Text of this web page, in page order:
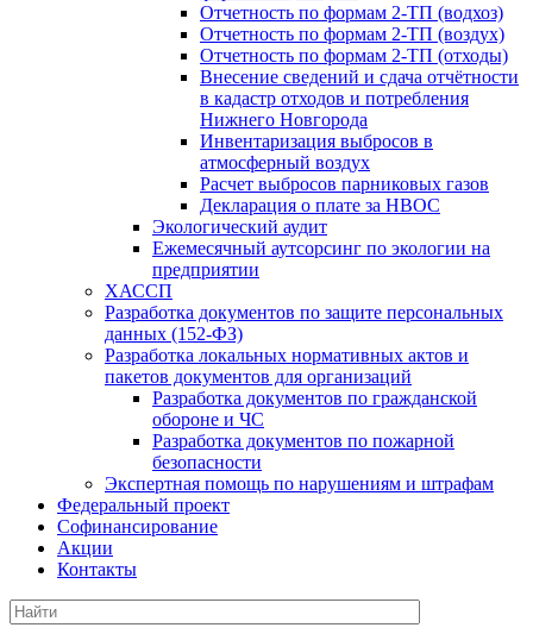
Отчетность по формам 2-ТП (водхоз)
Отчетность по формам 2-ТП (воздух)
Отчетность по формам 2-ТП (отходы)
Внесение сведений и сдача отчётности
в кадастр отходов и потребления
Нижнего Новгорода
Инвентаризация выбросов в
атмосферный воздух
Расчет выбросов парниковых газов
Декларация о плате за НВОС
Экологический аудит
Ежемесячный аутсорсинг по экологии на
предприятии
ХАССП
Разработка документов по защите персональных
данных (152-ФЗ)
Разработка локальных нормативных актов и
пакетов документов для организаций
Разработка документов по гражданской
обороне и ЧС
Разработка документов по пожарной
безопасности
Экспертная помощь по нарушениям и штрафам
Федеральный проект
Софинансирование
Акции
Контакты